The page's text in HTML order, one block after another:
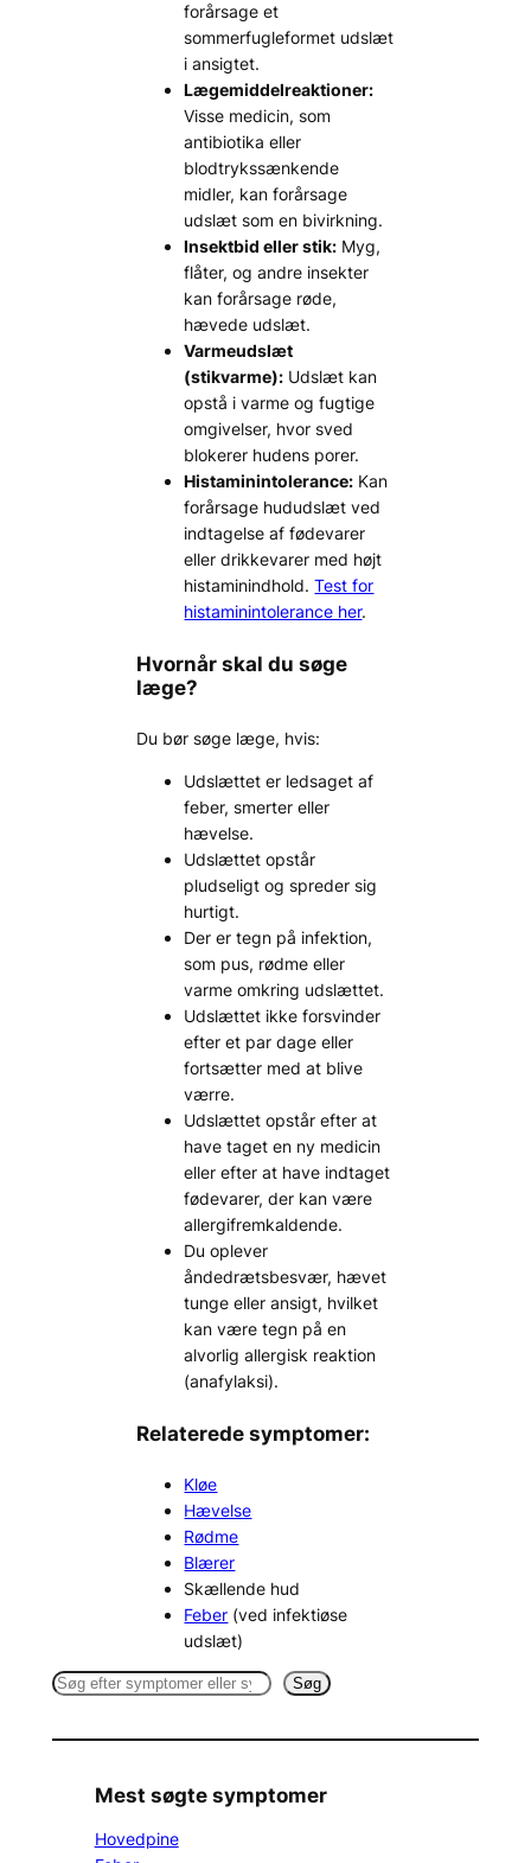
forårsage et
sommerfugleformet udslæt
i ansigtet.
Lægemiddelreaktioner:
Visse medicin, som
antibiotika eller
blodtrykssænkende
midler, kan forårsage
udslæt som en bivirkning.
Insektbid eller stik: Myg,
flåter, og andre insekter
kan forårsage røde,
hævede udslæt.
Varmeudslæt
(stikvarme): Udslæt kan
opstå i varme og fugtige
omgivelser, hvor sved
blokerer hudens porer.
Histaminintolerance: Kan
forårsage hududslæt ved
indtagelse af fødevarer
eller drikkevarer med højt
histaminindhold.Test for
histaminintolerance her.
Hvornår skal du søge
læge?
Du bør søge læge, hvis:
Udslættet er ledsaget af
feber, smerter eller
hævelse.
Udslættet opstår
pludseligt og spreder sig
hurtigt.
Der er tegn på infektion,
som pus, rødme eller
varme omkring udslættet.
Udslættet ikke forsvinder
efter et par dage eller
fortsætter med at blive
værre.
Udslættet opstår efter at
have taget en ny medicin
eller efter at have indtaget
fødevarer, der kan være
allergifremkaldende.
Du oplever
åndedrætsbesvær, hævet
tunge eller ansigt, hvilket
kan være tegn på en
alvorlig allergisk reaktion
(anafylaksi).
Relaterede symptomer:
Kløe
Hævelse
Rødme
Blærer
Skællende hud
Feber (ved infektiøse
udslæt)
S
a
Søg
Mest søgte symptomer
Hovedpine